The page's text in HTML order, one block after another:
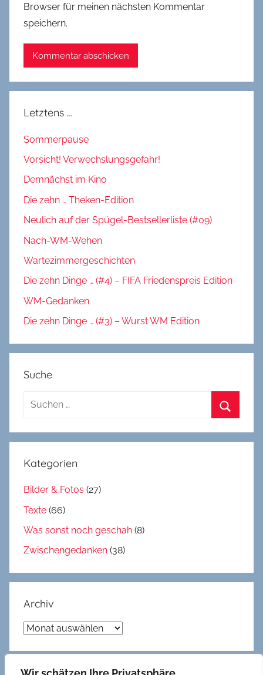
Browser für meinen nächsten Kommentar
speichern.
Letztens …
Sommerpause
Vorsicht! Verwechslungsgefahr!
Demnächst im Kino
Die zehn … Theken-Edition
Neulich auf der Spügel-Bestsellerliste (#09)
Nach-WM-Wehen
Wartezimmergeschichten
Die zehn Dinge … (#4) – FIFA Friedenspreis Edition
WM-Gedanken
Die zehn Dinge … (#3) – Wurst WM Edition
Suche
Suchen
Kategorien
Bilder & Fotos (27)
Texte (66)
Was sonst noch geschah (8)
Zwischengedanken (38)
Archiv
Archiv